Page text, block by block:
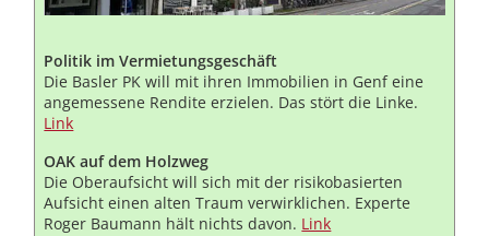
Politik im Vermietungsgeschäft
Die Basler PK will mit ihren Immobilien in Genf eine
angemessene Rendite erzielen. Das stört die Linke.
Link
OAK auf dem Holzweg
Die Oberaufsicht will sich mit der risikobasierten
Aufsicht einen alten Traum verwirklichen. Experte
Roger Baumann hält nichts davon. Link